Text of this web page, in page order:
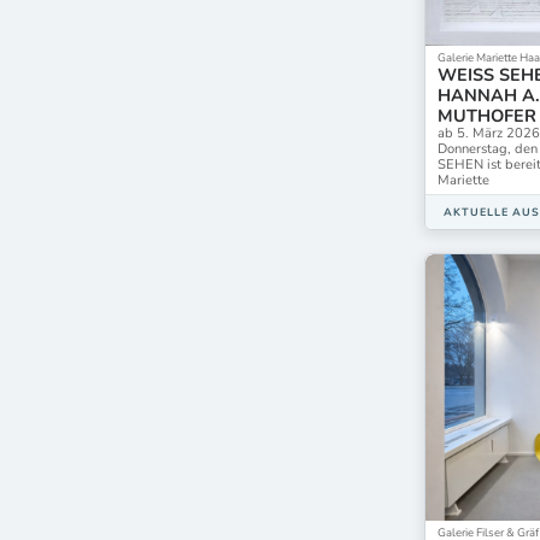
edition &
galerie
ifa-Galerie
nüüd.berlin
Galerie Mariette
WEISS
HANNAH
MUTHOFER
ab 5. März
Donnerstag,
SEHEN ist
Mariette
AKTUELLE
Galerie Filser &